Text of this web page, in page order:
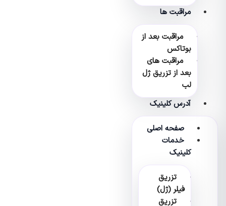
مراقبت ها
مراقبت بعد از
بوتاکس
مراقبت های
بعد از تزریق ژل
آدرس کلینیک
صفحه اصلی
خدمات
کلینیک
تزریق
فیلر (ژل)
تزریق